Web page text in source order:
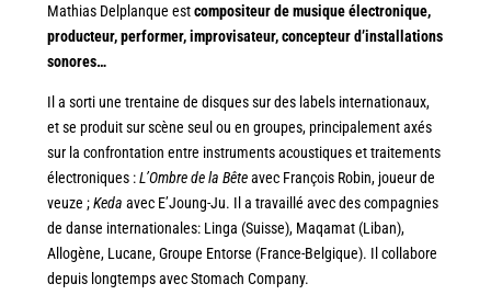
Mathias Delplanque estcompositeur de musique électronique,
producteur, performer, improvisateur, concepteur d’installations
sonores…
Il a sorti une trentaine de disques sur des labels internationaux,
et se produit sur scène seul ou en groupes, principalement axés
sur la confrontation entre instruments acoustiques et traitements
électroniques :L’Ombre de la Bêteavec François Robin, joueur de
veuze ;Keda avec E’Joung-Ju. Il a travaillé avec des compagnies
de danse internationales: Linga (Suisse), Maqamat (Liban),
Allogène, Lucane, Groupe Entorse (France-Belgique). Il collabore
depuis longtemps avec Stomach Company.